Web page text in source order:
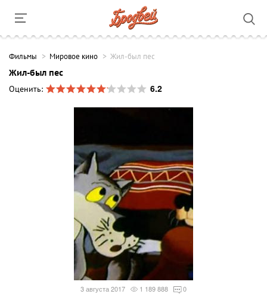
Фильмы Мировое кино Жил-был пес
Жил-был пес
Оценить:
6.2
3 августа 2017 1 189 888 0